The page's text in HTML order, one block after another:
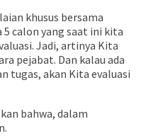
khusus bersama
5 calon yang saat ini kita
Jadi, artinya Kita
pejabat. Dan kalau ada
tugas, akan Kita evaluasi
bahwa, dalam